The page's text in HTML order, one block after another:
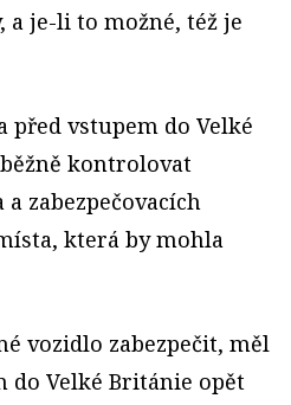
a je-li to možné, též je
před vstupem do Velké
kontrolovat
zabezpečovacích
která by mohla
vozidlo zabezpečit, měl
do Velké Británie opět